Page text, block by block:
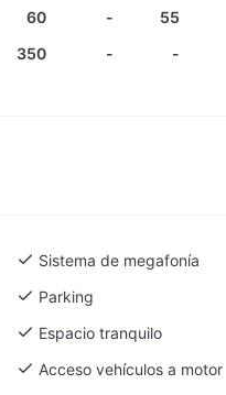
60 - 55
350 - -
Sistema de megafonía
Parking
Espacio tranquilo
Acceso vehículos a motor